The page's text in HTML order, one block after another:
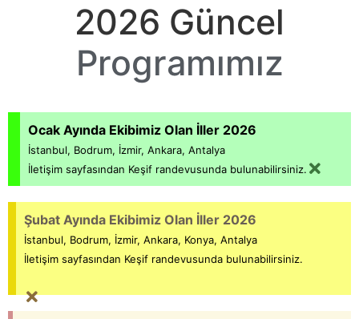
2026 Güncel
Programımız
Ocak Ayında Ekibimiz Olan İller 2026
İstanbul, Bodrum, İzmir, Ankara, Antalya
İletişim sayfasından Keşif randevusunda bulunabilirsiniz.
Şubat Ayında Ekibimiz Olan İller 2026
İstanbul, Bodrum, İzmir, Ankara, Konya, Antalya
İletişim sayfasından Keşif randevusunda bulunabilirsiniz.